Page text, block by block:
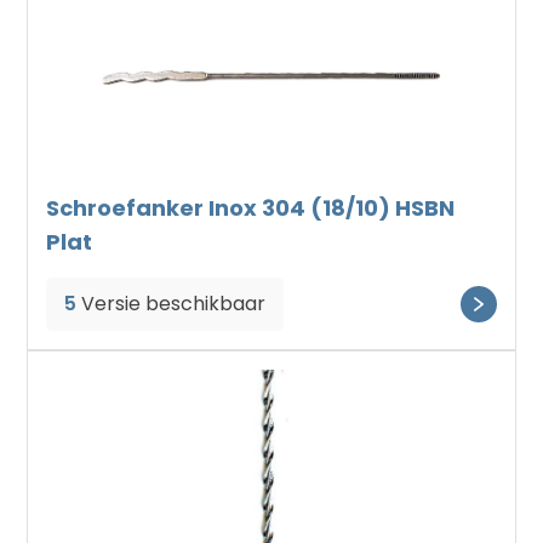
Schroefanker Inox 304 (18/10) HSBN
Plat
5 Versie beschikbaar